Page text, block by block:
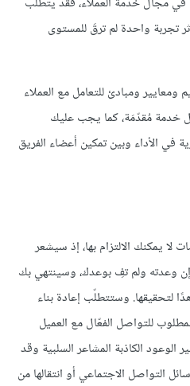
أثر تجربة واحدة لم ترقَ للمستوى
ومبادئ للتعامل مع العملاء
خدمة مُقدّمَة، كما يجب عليك
في الأداء وبين تمكين أعضاء الفريق
لا يمكنك الالتزام بها، إذ سيشعر
وعدته ولم تفِ بوعدك، وسينتهي بك
لتحقيقها. وستتطلّب إعادة بناء
للتواصل الفعّال مع العميل
الكاذبة المشاعر السلبية وقد
التواصل الاجتماعي أو انتقالها من